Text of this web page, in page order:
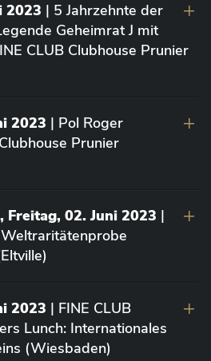
2023 | 5 Jahrzehnte der
Geheimrat J mit
CLUB Clubhouse Prunier
2023 | Pol Roger
Prunier
Freitag, 02. Juni 2023 |
Weltraritätenprobe
2023 | FINE CLUB
Lunch: Internationales
(Wiesbaden)